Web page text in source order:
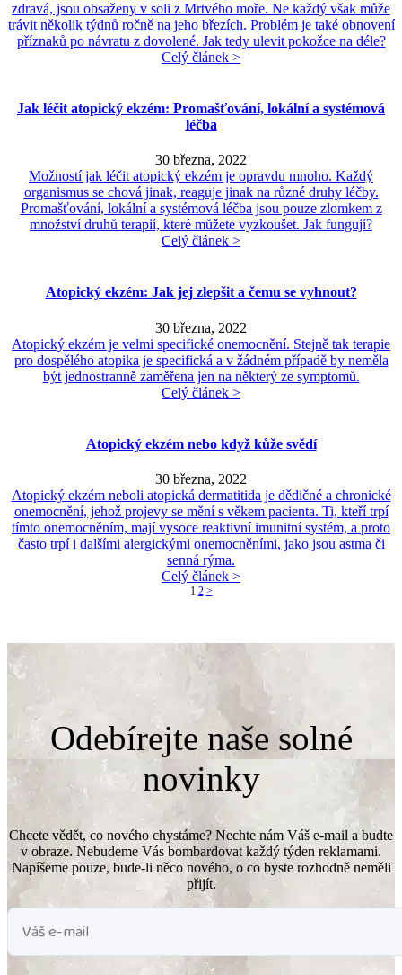
zdravá, jsou obsaženy v soli z Mrtvého moře. Ne každý však může
trávit několik týdnů ročně na jeho březích. Problém je také obnovení
příznaků po návratu z dovolené. Jak tedy ulevit pokožce na déle?
Celý článek >
Jak léčit atopický ekzém: Promašťování, lokální a systémová
léčba
30 března, 2022
Možností jak léčit atopický ekzém je opravdu mnoho. Každý
organismus se chová jinak, reaguje jinak na různé druhy léčby.
Promašťování, lokální a systémová léčba jsou pouze zlomkem z
množství druhů terapií, které můžete vyzkoušet. Jak fungují?
Celý článek >
Atopický ekzém: Jak jej zlepšit a čemu se vyhnout?
30 března, 2022
Atopický ekzém je velmi specifické onemocnění. Stejně tak terapie
pro dospělého atopika je specifická a v žádném případě by neměla
být jednostranně zaměřena jen na některý ze symptomů.
Celý článek >
Atopický ekzém nebo když kůže svědí
30 března, 2022
Atopický ekzém neboli atopická dermatitida je dědičné a chronické
onemocnění, jehož projevy se mění s věkem pacienta. Ti, kteří trpí
tímto onemocněním, mají vysoce reaktivní imunitní systém, a proto
často trpí i dalšími alergickými onemocněními, jako jsou astma či
senná rýma.
Celý článek >
1 2 >
Odebírejte naše solné
novinky
Chcete vědět, co nového chystáme? Nechte nám Váš e-mail a budte
v obraze. Nebudeme Vás bombardovat každý týden reklamami.
Napíšeme pouze, bude-li něco nového, o co byste rozhodně neměli
přijít.